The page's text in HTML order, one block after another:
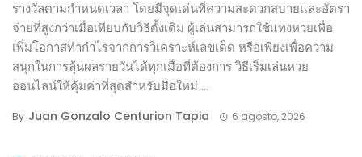
รางวัลตามกำหนดเวลา โดยมีจุดเด่นที่ความสะดวกสบายและอัตรา
จ่ายที่สูงกว่าเมื่อเทียบกับวิธีดั้งเดิม ผู้เล่นสามารถใช้แทงหวยเพื่อ
เพิ่มโอกาสทำกำไรจากการวิเคราะห์เลขเด็ด หรือเพียงเพื่อความ
สนุกในการลุ้นผลรายวันได้ทุกเมื่อที่ต้องการ วิธีเริ่มเล่นหวย
ออนไลน์ให้คุ้มค่าที่สุดสำหรับมือใหม่ ...
By Juan Gonzalo Centurion Tapia 6 agosto, 2026